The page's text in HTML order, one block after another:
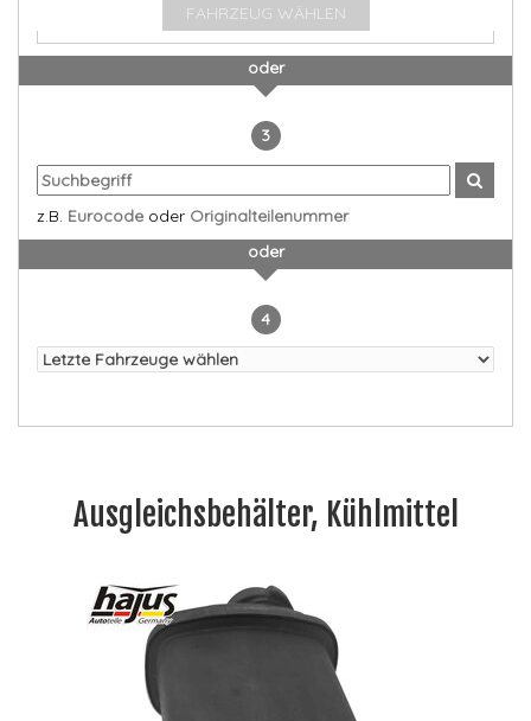
FAHRZEUG WÄHLEN
oder
3
z.B. Eurocode oder Originalteilenummer
oder
4
Ausgleichsbehälter, Kühlmittel